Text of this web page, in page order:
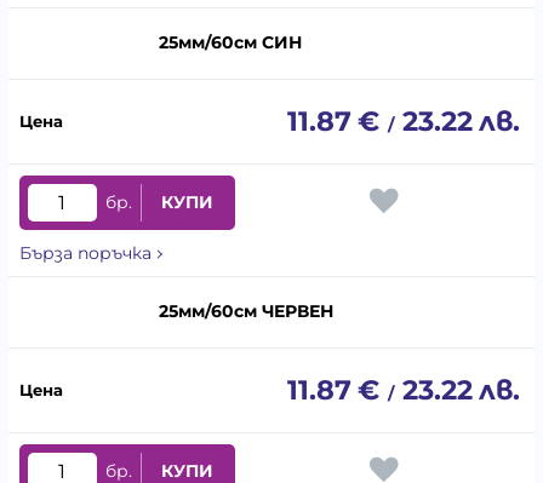
25мм/60см СИН
11.87€ / 23.22лв.
бр. КУПИ
Бърза поръчка
25мм/60см ЧЕРВЕН
11.87€ / 23.22лв.
бр. КУПИ